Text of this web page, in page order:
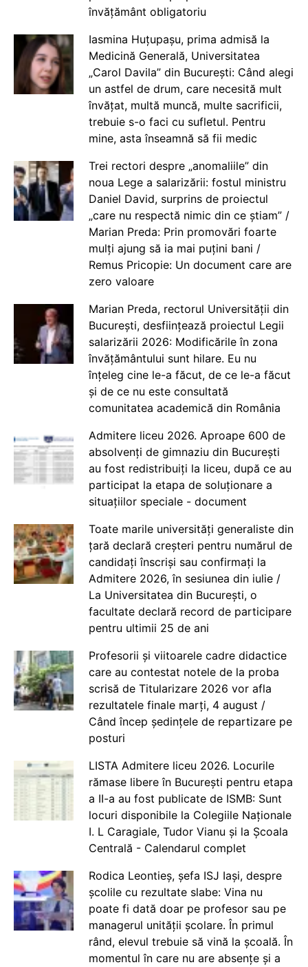
învățământ obligatoriu
Iasmina Huțupașu, prima admisă la
Medicină Generală, Universitatea
„Carol Davila” din București: Când alegi
un astfel de drum, care necesită mult
învățat, multă muncă, multe sacrificii,
trebuie s-o faci cu sufletul. Pentru
mine, asta înseamnă să fii medic
Trei rectori despre „anomaliile” din
noua Lege a salarizării: fostul ministru
Daniel David, surprins de proiectul
„care nu respectă nimic din ce știam” /
Marian Preda: Prin promovări foarte
mulți ajung să ia mai puțini bani /
Remus Pricopie: Un document care are
zero valoare
Marian Preda, rectorul Universității din
București, desființează proiectul Legii
salarizării 2026: Modificările în zona
învățământului sunt hilare. Eu nu
înțeleg cine le-a făcut, de ce le-a făcut
și de ce nu este consultată
comunitatea academică din România
Admitere liceu 2026. Aproape 600 de
absolvenți de gimnaziu din București
au fost redistribuiți la liceu, după ce au
participat la etapa de soluționare a
situațiilor speciale - document
Toate marile universități generaliste din
țară declară creșteri pentru numărul de
candidați înscriși sau confirmați la
Admitere 2026, în sesiunea din iulie /
La Universitatea din București, o
facultate declară record de participare
pentru ultimii 25 de ani
Profesorii și viitoarele cadre didactice
care au contestat notele de la proba
scrisă de Titularizare 2026 vor afla
rezultatele finale marți, 4 august /
Când încep ședințele de repartizare pe
posturi
LISTA Admitere liceu 2026. Locurile
rămase libere în București pentru etapa
a II-a au fost publicate de ISMB: Sunt
locuri disponibile la Colegiile Naționale
I. L Caragiale, Tudor Vianu și la Școala
Centrală - Calendarul complet
Rodica Leontieș, șefa ISJ Iași, despre
școlile cu rezultate slabe: Vina nu
poate fi dată doar pe profesor sau pe
managerul unității școlare. În primul
rând, elevul trebuie să vină la școală. În
momentul în care nu are absențe și a